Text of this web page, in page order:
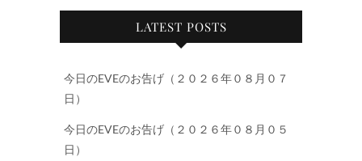
LATEST POSTS
今日のEVEのお告げ（２０２６年０８月０７
日）
今日のEVEのお告げ（２０２６年０８月０５
日）